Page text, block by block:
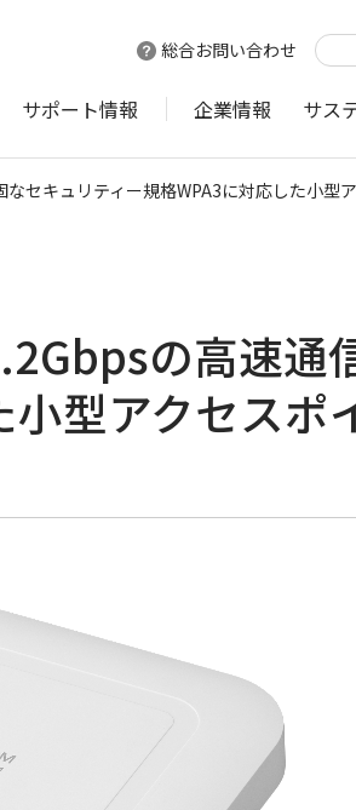
総合お問い合わせ
サポート情報 企業情報 サス
セキュリティー規格WPA3に対応した小型
の高速通
型アクセスポ